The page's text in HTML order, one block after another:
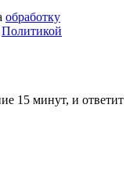
обработку
Политикой
15 минут, и ответит